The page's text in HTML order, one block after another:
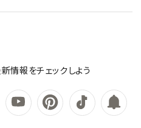
情報をチェックしよう